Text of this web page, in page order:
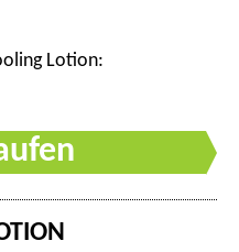
Lotion: